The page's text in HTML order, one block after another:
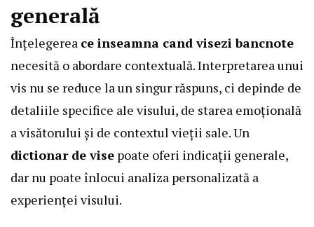
generală
Înțelegerea ce inseamna cand visezi bancnote
necesită o abordare contextuală. Interpretarea unui
vis nu se reduce la un singur răspuns, ci depinde de
detaliile specifice ale visului, de starea emoțională
a visătorului și de contextul vieții sale. Un
dictionar de vise poate oferi indicații generale,
dar nu poate înlocui analiza personalizată a
experienței visului.